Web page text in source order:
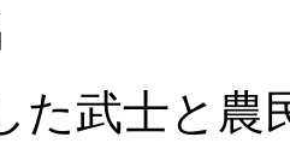
た武士と農